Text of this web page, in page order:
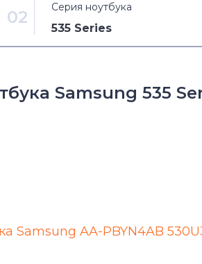
02 Серия ноутбука
535 Series
300 Series
Samsung 535
Samsung AA-PBYN4AB